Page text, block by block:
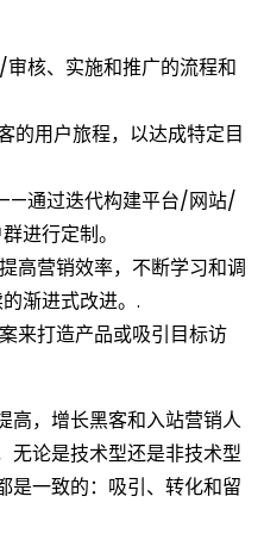
核、实施和推广的流程和
的用户旅程，以达成特定目
通过迭代构建平台/网站/
进行定制。
高营销效率，不断学习和调
渐进式改进。.
来打造产品或吸引目标访
高，增长黑客和入站营销人
无论是技术型还是非技术型
是一致的：吸引、转化和留